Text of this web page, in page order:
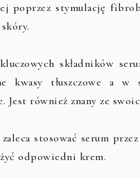
poprzez stymulację
składników
kwasy tłuszczowe a w
Jest również znany ze
stosować serum
odpowiedni krem.